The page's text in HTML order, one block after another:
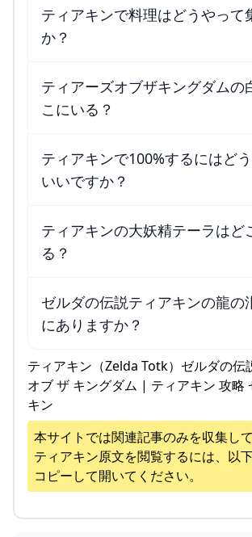
ティアキンで料理はどうやって
か？
ティアーズオブザキングダムの
こにいる？
ティアキンで100%するにはど
いいですか？
ティアキンの大妖精テーラはど
る？
ゼルダの伝説ティアキンの龍の
にありますか？
ティアキン（Zelda Totk）ゼルダの伝
オブ ザ キングダム | ティアキン 攻略
キン
本サイトでは関連記事のみを収集して
ティアキン原文を閲覧するには、以
コピーして開いてください。